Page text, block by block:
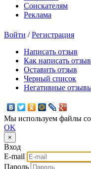
Соискателям
Реклама
Войти /Регистрация
Написать отзыв
Как написать
Оставить отзыв
Черный список
Негативные
Мы используем файлы
OK
×
Вход
E-mail
Пароль